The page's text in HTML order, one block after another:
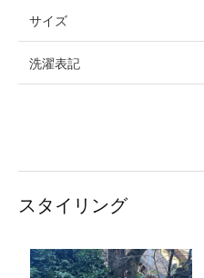
サイズ
洗濯表記
スタイリング